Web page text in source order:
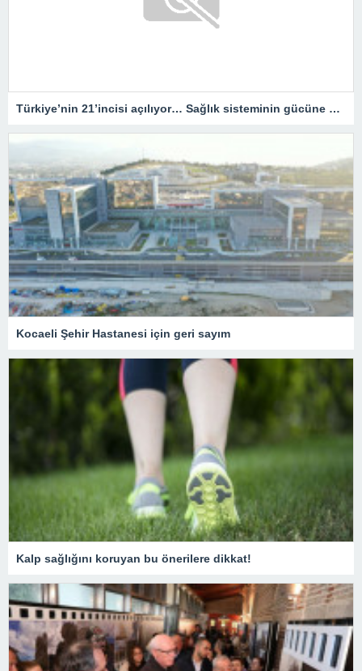
Türkiye’nin 21’incisi açılıyor… Sağlık sisteminin gücüne güç katacak
Kocaeli Şehir Hastanesi için geri sayım
Kalp sağlığını koruyan bu önerilere dikkat!